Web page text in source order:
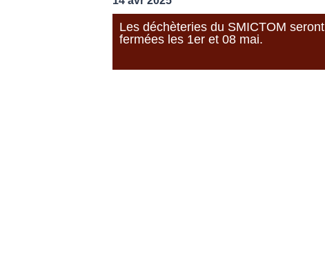
Les déchèteries du SMICTOM seront
fermées les 1er et 08 mai.